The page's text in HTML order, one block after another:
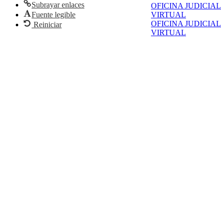
OFICINA JUDICIAL
VIRTUAL
OFICINA JUDICIAL
VIRTUAL
Subrayar enlaces
Fuente legible
Reiniciar